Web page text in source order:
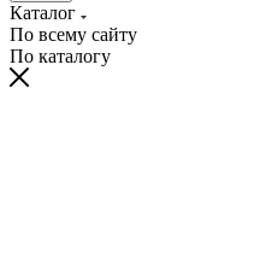
Каталог
По всему сайту
По каталогу